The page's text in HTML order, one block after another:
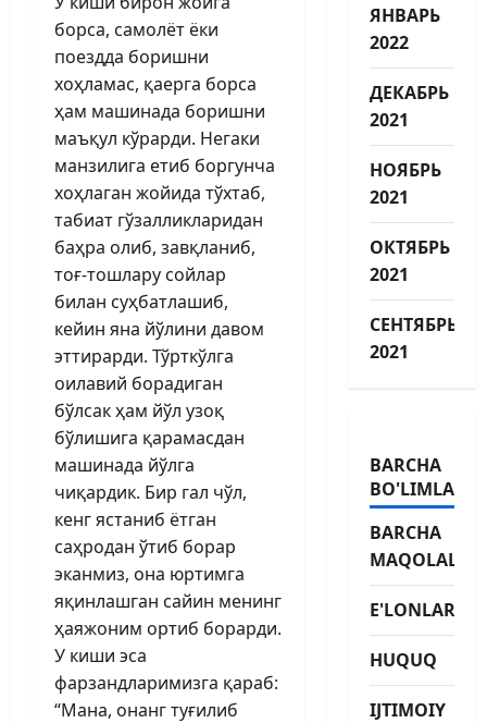
борса, самолёт ёки
поездда боришни
хоҳламас, қаерга борса
ҳам машинада боришни
маъқул кўрарди. Негаки
манзилига етиб боргунча
хоҳлаган жойида тўхтаб,
табиат гўзалликларидан
баҳра олиб, завқланиб,
тоғ-тошлару сойлар
билан суҳбатлашиб,
кейин яна йўлини давом
эттирарди. Тўрткўлга
оилавий борадиган
бўлсак ҳам йўл узоқ
бўлишига қарамасдан
машинада йўлга
чиқардик. Бир гал чўл,
кенг ястаниб ётган
саҳродан ўтиб борар
эканмиз, она юртимга
яқинлашган сайин менинг
ҳаяжоним ортиб борарди.
У киши эса
фарзандларимизга қараб:
“Мана, онанг туғилиб
ЯНВАРЬ
2022
ДЕКАБРЬ
2021
НОЯБРЬ
2021
ОКТЯБРЬ
2021
СЕНТЯБРЬ
2021
BARCHA
BO'LIMLAR
BARCHA
MAQOLALAR
E'LONLAR
HUQUQ
IJTIMOIY